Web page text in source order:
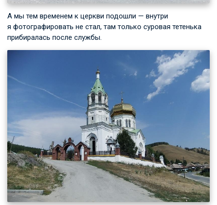
А мы тем временем к церкви подошли — внутри
я фотографировать не стал, там только суровая тетенька
прибиралась после службы.